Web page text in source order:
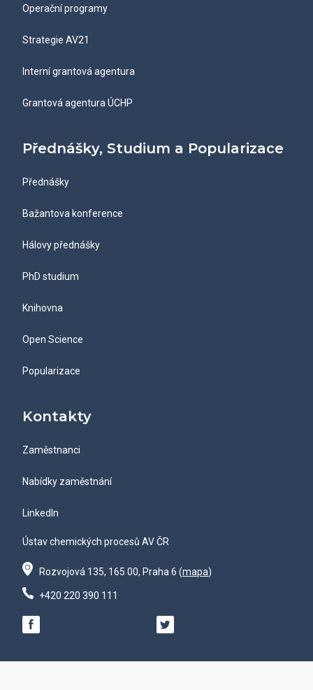
Operační programy
Strategie AV21
Interní grantová agentura
Grantová agentura ÚCHP
Přednášky, Studium a Popularizace
Přednášky
Bažantova konference
Hálovy přednášky
PhD studium
Knihovna
Open Science
Popularizace
Kontakty
Zaměstnanci
Nabídky zaměstnání
LinkedIn
Ústav chemických procesů AV ČR
Rozvojová 135, 165 00, Praha 6 (mapa)
+420 220 390 111